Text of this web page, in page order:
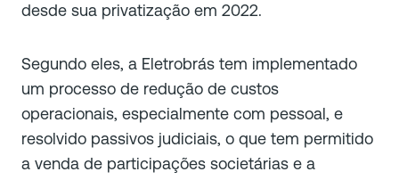
desde sua privatização em 2022.
Segundo eles, a Eletrobrás tem implementado
um processo de redução de custos
operacionais, especialmente com pessoal, e
resolvido passivos judiciais, o que tem permitido
a venda de participações societárias e a